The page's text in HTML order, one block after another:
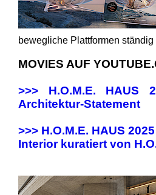
bewegliche Plattformen
MOVIES AUF
>>> H.O.M.E.
Architektur-Statement
>>> H.O.M.E. HAUS
Interior kuratiert von